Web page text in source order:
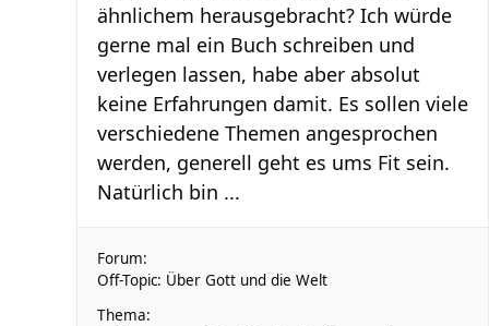
ähnlichem herausgebracht? Ich würde
gerne mal ein Buch schreiben und
verlegen lassen, habe aber absolut
keine Erfahrungen damit. Es sollen viele
verschiedene Themen angesprochen
werden, generell geht es ums Fit sein.
Natürlich bin ...
Forum:
Off-Topic: Über Gott und die Welt
Thema: